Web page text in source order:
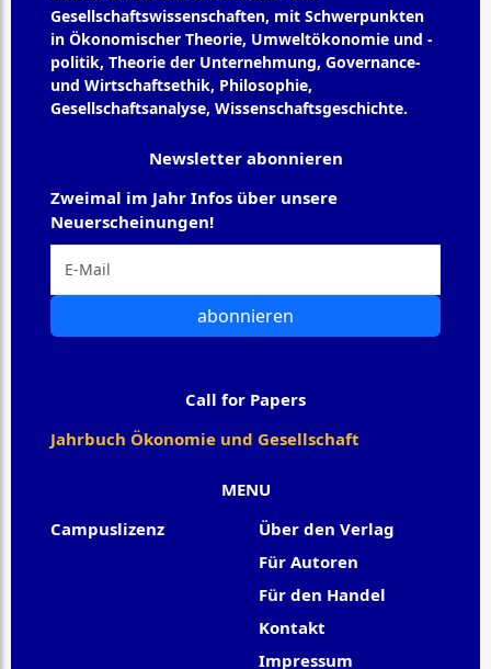
Gesellschaftswissenschaften, mit Schwerpunkten
in Ökonomischer Theorie, Umweltökonomie und -
politik, Theorie der Unternehmung, Governance-
und Wirtschaftsethik, Philosophie,
Gesellschaftsanalyse, Wissenschaftsgeschichte.
MENU
Campuslizenz
Über den Verlag
Für Autoren
Für den Handel
Kontakt
Impressum
Newsletter abonnieren
Zweimal im Jahr Infos über unsere
Neuerscheinungen!
abonnieren
Call for Papers
Jahrbuch Ökonomie und Gesellschaft